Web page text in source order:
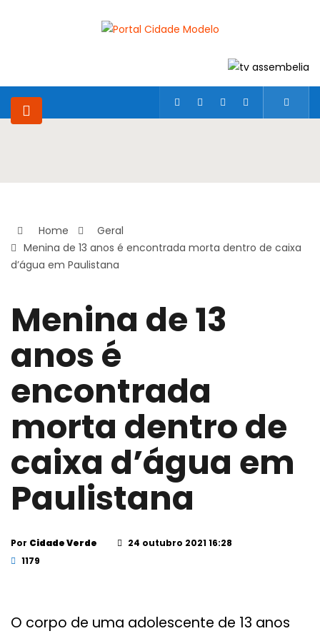
Home
Geral
Menina de 13 anos é encontrada morta dentro de caixa
d’água em Paulistana
Menina de 13
anos é
encontrada
morta dentro de
caixa d’água em
Paulistana
Por Cidade Verde
24 outubro 2021 16:28
1179
O corpo de uma adolescente de 13 anos